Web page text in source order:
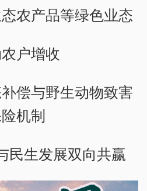
农产品等绿色业态
户增收
偿与野生动物致害
机制
民生发展双向共赢